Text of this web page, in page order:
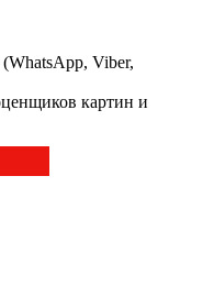
Viber,
картин и